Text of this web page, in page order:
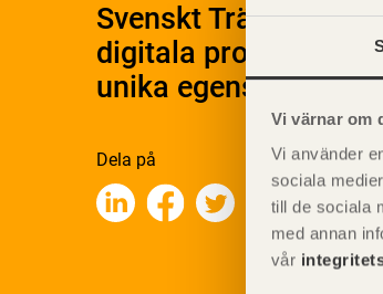
Vi värnar om
Vi använder
sociala
till de sociala
med annan
vår
Svenskt Träs
digitala
unika egenskaper.
Dela på